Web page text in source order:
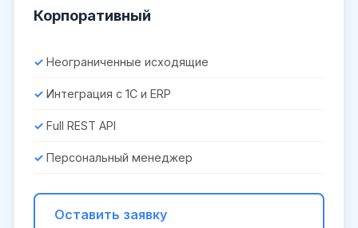
Корпоративный
Неограниченные исходящие
Интеграция с 1С и ERP
Full REST API
Персональный менеджер
Оставить заявку